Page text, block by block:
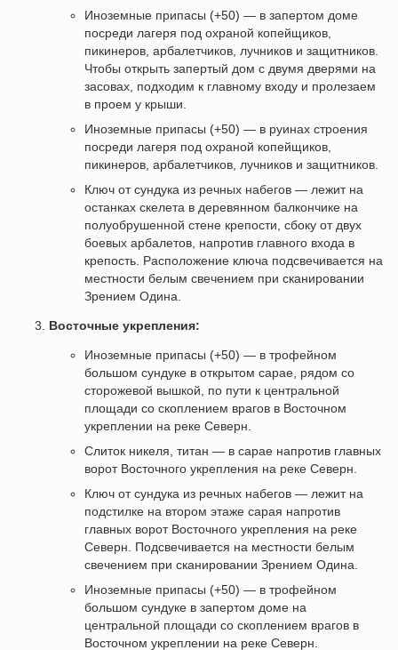
Иноземные припасы (+50) — в запертом доме
посреди лагеря под охраной копейщиков,
пикинеров, арбалетчиков, лучников и защитников.
Чтобы открыть запертый дом с двумя дверями на
засовах, подходим к главному входу и пролезаем
в проем у крыши.
Иноземные припасы (+50) — в руинах строения
посреди лагеря под охраной копейщиков,
пикинеров, арбалетчиков, лучников и защитников.
Ключ от сундука из речных набегов — лежит на
останках скелета в деревянном балкончике на
полуобрушенной стене крепости, сбоку от двух
боевых арбалетов, напротив главного входа в
крепость. Расположение ключа подсвечивается на
местности белым свечением при сканировании
Зрением Одина.
Восточные укрепления:
Иноземные припасы (+50) — в трофейном
большом сундуке в открытом сарае, рядом со
сторожевой вышкой, по пути к центральной
площади со скоплением врагов в Восточном
укреплении на реке Северн.
Слиток никеля, титан — в сарае напротив главных
ворот Восточного укрепления на реке Северн.
Ключ от сундука из речных набегов — лежит на
подстилке на втором этаже сарая напротив
главных ворот Восточного укрепления на реке
Северн. Подсвечивается на местности белым
свечением при сканировании Зрением Одина.
Иноземные припасы (+50) — в трофейном
большом сундуке в запертом доме на
центральной площади со скоплением врагов в
Восточном укреплении на реке Северн.